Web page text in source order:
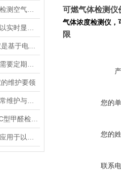
维护要领
可燃气体检测仪
气体浓度检测仪 ，
限
您的
您的
联系